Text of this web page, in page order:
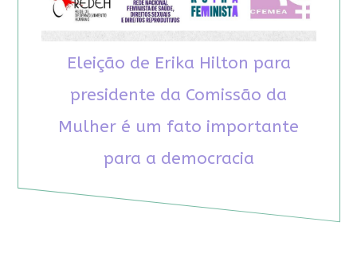
Eleição de Erika Hilton para
presidente da Comissão da
Mulher é um fato importante
para a democracia